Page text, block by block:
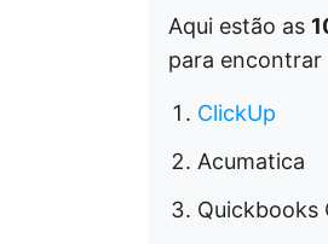
Aqui estão as
para
ClickUp
Acumatica
Quickbooks